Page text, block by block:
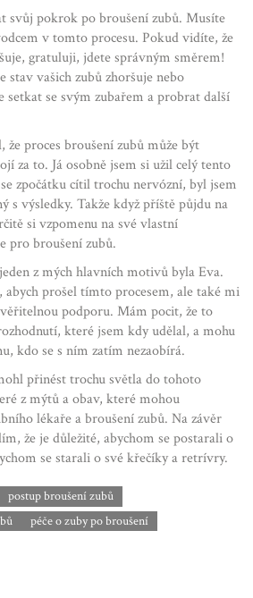
svůj pokrok po broušení zubů. Musíte
v tomto procesu. Pokud vidíte, že
gratuluji, jdete správným směrem!
stav vašich zubů zhoršuje nebo
setkat se svým zubařem a probrat další
že proces broušení zubů může být
za to. Já osobně jsem si užil celý tento
zpočátku cítil trochu nervózní, byl jsem
s výsledky. Takže když příště půjdu na
si vzpomenu na své vlastní
pro broušení zubů.
z mých hlavních motivů byla Eva.
abych prošel tímto procesem, ale také mi
podporu. Mám pocit, že to
které jsem kdy udělal, a mohu
kdo se s ním zatím nezaobírá.
přinést trochu světla do tohoto
z mýtů a obav, které mohou
lékaře a broušení zubů. Na závěr
že je důležité, abychom se postarali o
se starali o své křečíky a retrívry.
postup broušení zubů
péče o zuby po broušení